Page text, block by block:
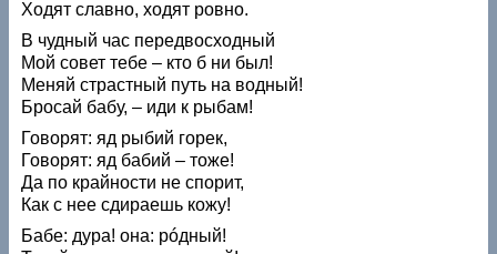
Ходят славно, ходят ровно.
В чудный час передвосходный
Мой совет тебе – кто б ни был!
Меняй страстный путь на водный!
Бросай бабу, – иди к рыбам!
Говорят: яд рыбий горек,
Говорят: яд бабий – тоже!
Да по крайности не спорит,
Как с нее сдираешь кожу!
Бабе: дура! она: рóдный!